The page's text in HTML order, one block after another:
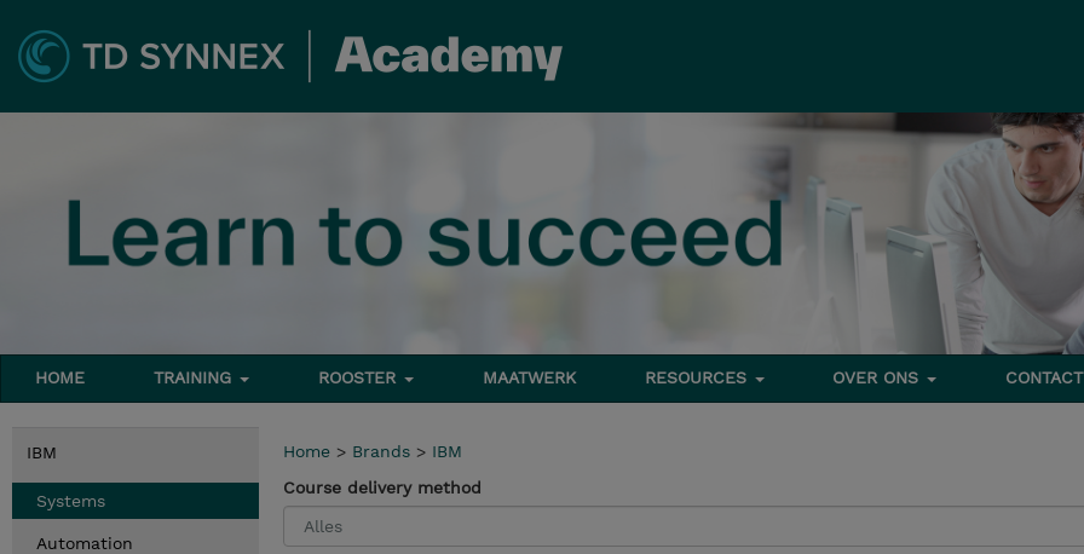
HOME TRAINING ROOSTER MAATWERK RESOURCES OVER ONS
IBM
Systems
Automation
Home > Brands > IBM
Course delivery method